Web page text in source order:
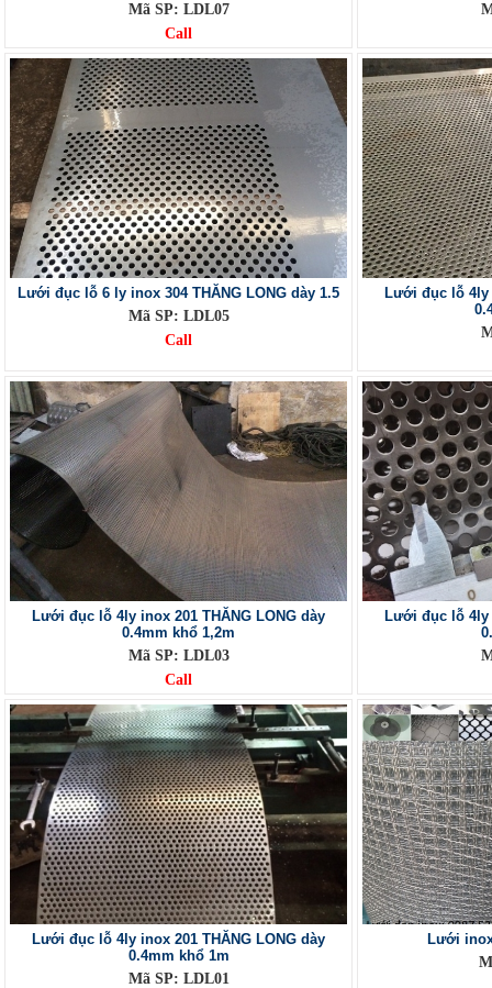
Mã SP: LDL07
Call
Lưới đục lỗ 6 ly inox 304 THĂNG LONG dày 1.5
Mã SP: LDL05
Call
Lưới đục lỗ 4ly
Lưới đục lỗ 4ly inox 201 THĂNG LONG dày
0.4mm khổ 1,2m
Mã SP: LDL03
Call
Lưới đục lỗ 4ly
Lưới đục lỗ 4ly inox 201 THĂNG LONG dày
0.4mm khổ 1m
Mã SP: LDL01
Lưới